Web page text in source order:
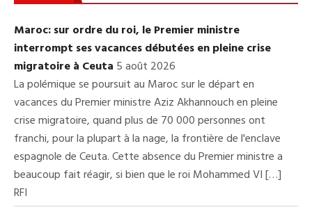
Maroc: sur ordre du roi, le Premier ministre
interrompt ses vacances débutées en pleine crise
migratoire à Ceuta 5 août 2026
La polémique se poursuit au Maroc sur le départ en
vacances du Premier ministre Aziz Akhannouch en pleine
crise migratoire, quand plus de 70 000 personnes ont
franchi, pour la plupart à la nage, la frontière de l'enclave
espagnole de Ceuta. Cette absence du Premier ministre a
beaucoup fait réagir, si bien que le roi Mohammed VI […]
RFI